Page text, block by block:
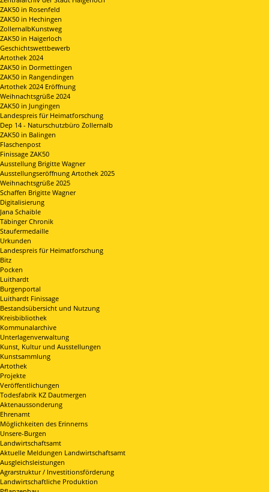
ZAK50 in Rosenfeld
ZAK50 in Hechingen
ZollernalbKunstweg
ZAK50 in Haigerloch
Geschichtswettbewerb
Artothek 2024
ZAK50 in Dormettingen
ZAK50 in Rangendingen
Artothek 2024 Eröffnung
Weihnachtsgrüße 2024
ZAK50 in Jungingen
Landespreis für Heimatforschung
Dep 14 - Naturschutzbüro Zollernalb
ZAK50 in Balingen
Flaschenpost
Finissage ZAK50
Ausstellung Brigitte Wagner
Ausstellungseröffnung Artothek 2025
Weihnachtsgrüße 2025
Schaffen Brigitte Wagner
Digitalisierung
Jana Schaible
Täbinger Chronik
Staufermedaille
Urkunden
Landespreis für Heimatforschung
Bitz
Pocken
Luithardt
Burgenportal
Luithardt Finissage
Bestandsübersicht und Nutzung
Kreisbibliothek
Kommunalarchive
Unterlagenverwaltung
Kunst, Kultur und Ausstellungen
Kunstsammlung
Artothek
Projekte
Veröffentlichungen
Todesfabrik KZ Dautmergen
Aktenaussonderung
Ehrenamt
Möglichkeiten des Erinnerns
Unsere-Burgen
Landwirtschaftsamt
Aktuelle Meldungen Landwirtschaftsamt
Ausgleichsleistungen
Agrarstruktur / Investitionsförderung
Landwirtschaftliche Produktion